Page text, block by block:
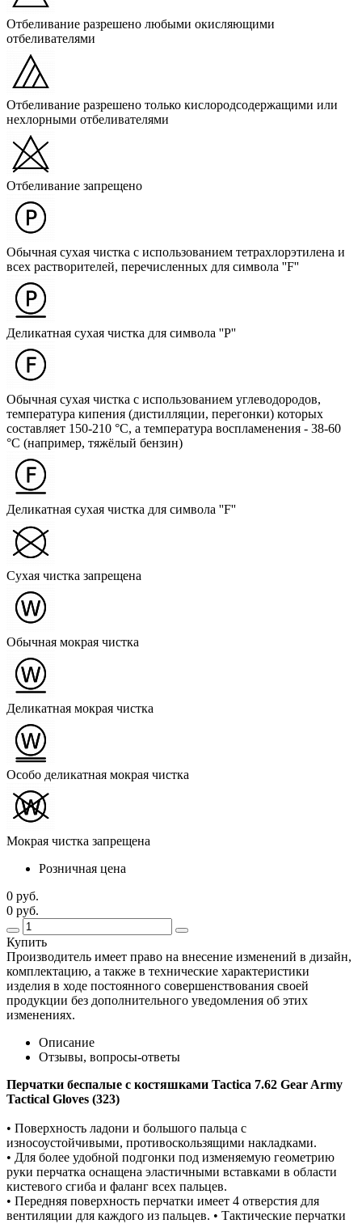
Отбеливание разрешено любыми окисляющими
отбеливателями
Отбеливание разрешено только кислородсодержащими или
нехлорными отбеливателями
Отбеливание запрещено
Обычная сухая чистка с использованием тетрахлорэтилена и
всех растворителей, перечисленных для символа ''F''
Деликатная сухая чистка для символа ''P''
Обычная сухая чистка с использованием углеводородов,
температура кипения (дистилляции, перегонки) которых
составляет 150-210 °C, а температура воспламенения - 38-60
°C (например, тяжёлый бензин)
Деликатная сухая чистка для символа ''F''
Сухая чистка запрещена
Обычная мокрая чистка
Деликатная мокрая чистка
Особо деликатная мокрая чистка
Мокрая чистка запрещена
Розничная цена
0 руб.
0 руб.
Купить
Производитель имеет право на внесение изменений в дизайн,
комплектацию, а также в технические характеристики
изделия в ходе постоянного совершенствования своей
продукции без дополнительного уведомления об этих
изменениях.
Описание
Отзывы, вопросы-ответы
Перчатки беспалые с костяшками Tactica 7.62 Gear Army
Tactical Gloves (323)
• Поверхность ладони и большого пальца с
износоустойчивыми, противоскользящими накладками.
• Для более удобной подгонки под изменяемую геометрию
руки перчатка оснащена эластичными вставками в области
кистевого сгиба и фаланг всех пальцев.
• Передняя поверхность перчатки имеет 4 отверстия для
вентиляции для каждого из пальцев. • Тактические перчатки